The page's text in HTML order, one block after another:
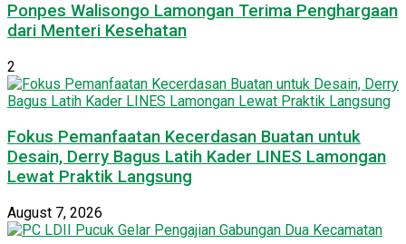
Ponpes Walisongo Lamongan Terima Penghargaan
dari Menteri Kesehatan
2
Fokus Pemanfaatan Kecerdasan Buatan untuk
Desain, Derry Bagus Latih Kader LINES Lamongan
Lewat Praktik Langsung
August 7, 2026